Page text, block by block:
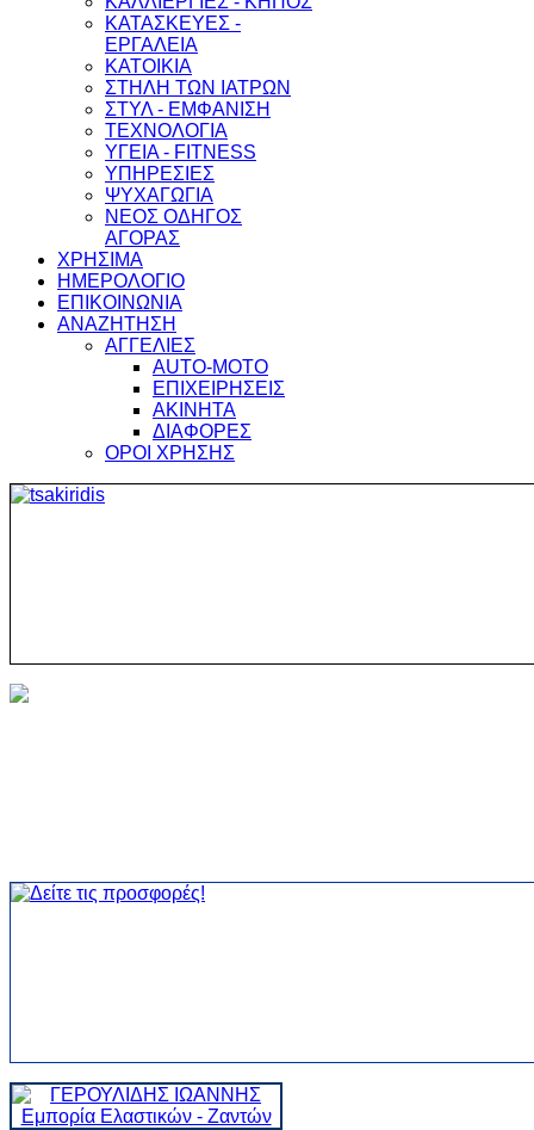
ΚΑΤΑΣΚΕΥΕΣ -
ΕΡΓΑΛΕΙΑ
ΚΑΤΟΙΚΙΑ
ΣΤΗΛΗ ΤΩΝ ΙΑΤΡΩΝ
ΣΤΥΛ - ΕΜΦΑΝΙΣΗ
ΤΕΧΝΟΛΟΓΙΑ
ΥΓΕΙΑ - FITNESS
ΥΠΗΡΕΣΙΕΣ
ΨΥΧΑΓΩΓΙΑ
ΝΕΟΣ ΟΔΗΓΟΣ
ΑΓΟΡΑΣ
ΧΡΗΣΙΜΑ
ΗΜΕΡΟΛΟΓΙΟ
ΕΠΙΚΟΙΝΩΝΙΑ
ΑΝΑΖΗΤΗΣΗ
ΑΓΓΕΛΙΕΣ
AUTO-MOTO
ΕΠΙΧΕΙΡΗΣΕΙΣ
ΑΚΙΝΗΤΑ
ΔΙΑΦΟΡΕΣ
ΟΡΟΙ ΧΡΗΣΗΣ